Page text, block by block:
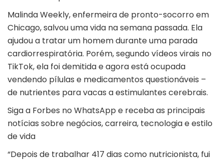
Malinda Weekly, enfermeira de pronto-socorro em
Chicago, salvou uma vida na semana passada. Ela
ajudou a tratar um homem durante uma parada
cardiorrespiratória. Porém, segundo vídeos virais no
TikTok, ela foi demitida e agora está ocupada
vendendo pílulas e medicamentos questionáveis –
de nutrientes para vacas a estimulantes cerebrais.
Siga a Forbes no WhatsApp e receba as principais
notícias sobre negócios, carreira, tecnologia e estilo
de vida
“Depois de trabalhar 417 dias como nutricionista, fui